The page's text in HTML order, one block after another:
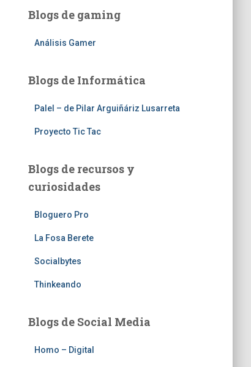
Blogs de gaming
Análisis Gamer
Blogs de Informática
Palel – de Pilar Arguiñáriz Lusarreta
Proyecto Tic Tac
Blogs de recursos y
curiosidades
Bloguero Pro
La Fosa Berete
Socialbytes
Thinkeando
Blogs de Social Media
Homo – Digital